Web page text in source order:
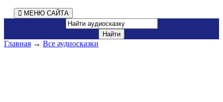
МЕНЮ САЙТА
Главная → Все аудиосказки